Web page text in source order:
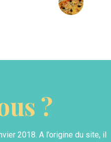
?
2018. A l’origine du site, il